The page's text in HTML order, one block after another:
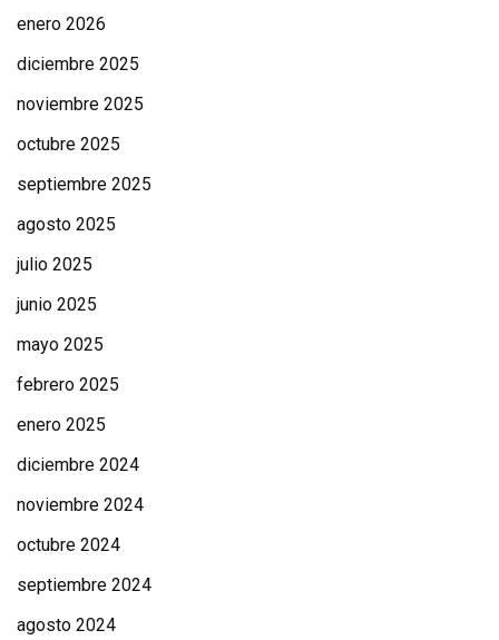
enero 2026
diciembre 2025
noviembre 2025
octubre 2025
septiembre 2025
agosto 2025
julio 2025
junio 2025
mayo 2025
febrero 2025
enero 2025
diciembre 2024
noviembre 2024
octubre 2024
septiembre 2024
agosto 2024